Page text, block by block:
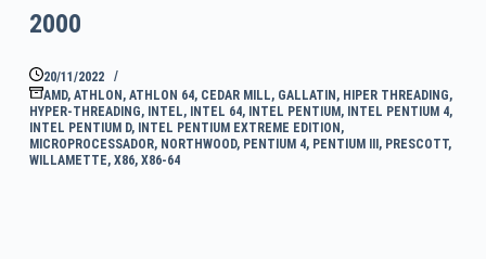
2000
20/11/2022
AMD, ATHLON , ATHLON 64, CEDAR MILL, GALLATIN , HIPER THREADING,
HYPER-THREADING, INTEL, INTEL 64, INTEL PENTIUM , INTEL PENTIUM 4,
INTEL PENTIUM D, INTEL PENTIUM EXTREME EDITION ,
MICROPROCESSADOR, NORTHWOOD, PENTIUM 4, PENTIUM III , PRESCOTT,
WILLAMETTE, X86, X86-64